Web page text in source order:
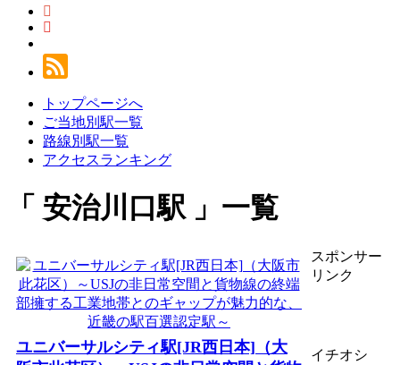
トップページへ
ご当地別駅一覧
路線別駅一覧
アクセスランキング
安治川口駅 一覧
ユニバーサルシティ駅[JR西日本]（大
スポンサー
リンク
イチオシ